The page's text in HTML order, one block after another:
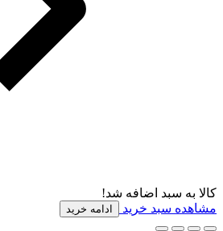
کالا به سبد اضافه شد!
مشاهده سبد خرید
ادامه خرید